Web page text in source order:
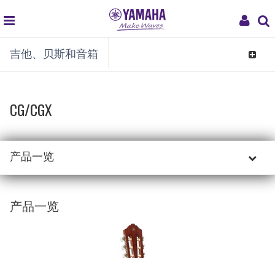
My
global
navigation
吉他、贝斯和音箱
Toggle
CG/CGX
产品一览
产品一览